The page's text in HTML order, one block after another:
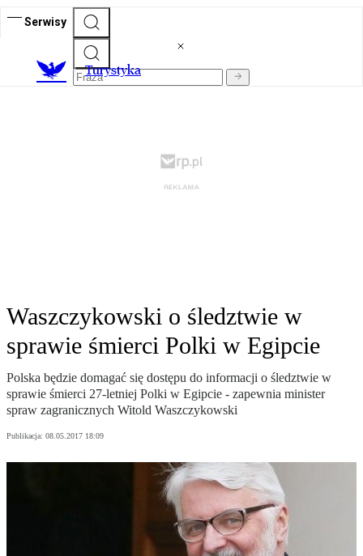
Serwisy
Turystyka
Waszczykowski o śledztwie w
sprawie śmierci Polki w Egipcie
Polska będzie domagać się dostępu do informacji o śledztwie w
sprawie śmierci 27-letniej Polki w Egipcie - zapewnia minister
spraw zagranicznych Witold Waszczykowski
Publikacja: 08.05.2017 18:09